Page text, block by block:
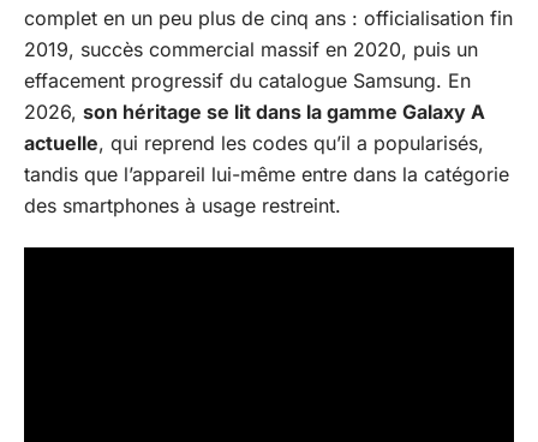
complet en un peu plus de cinq ans : officialisation fin
2019, succès commercial massif en 2020, puis un
effacement progressif du catalogue Samsung. En
2026, son héritage se lit dans la gamme Galaxy A
actuelle, qui reprend les codes qu’il a popularisés,
tandis que l’appareil lui-même entre dans la catégorie
des smartphones à usage restreint.